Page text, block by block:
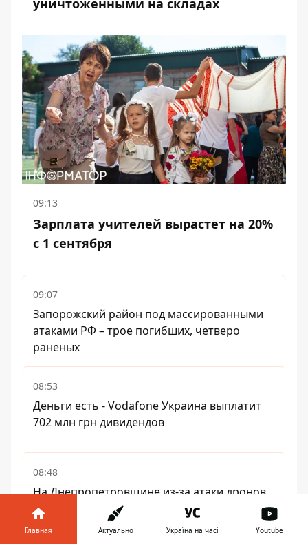
09:13
Зарплата учителей вырастет на 20%
с 1 сентября
09:07
Запорожский район под массированными
атаками РФ – трое погибших, четверо
раненых
08:53
Деньги есть - Vodafone Украина выплатит
702 млн грн дивидендов
08:48
На Днепропетровщине из-за атаки дронов
РФ пострадал человек, есть пожары и
повреждения
Главная Актуально Україна на часі Youtube